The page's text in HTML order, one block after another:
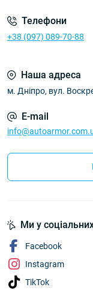
Телефони
+38 (097) 089-70-88
Наша адреса
м. Дніпро, вул.
E-mail
Ми у
Facebook
Instagram
TikTok